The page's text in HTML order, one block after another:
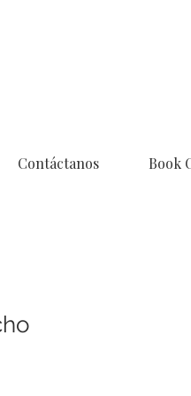
Contáctanos Book